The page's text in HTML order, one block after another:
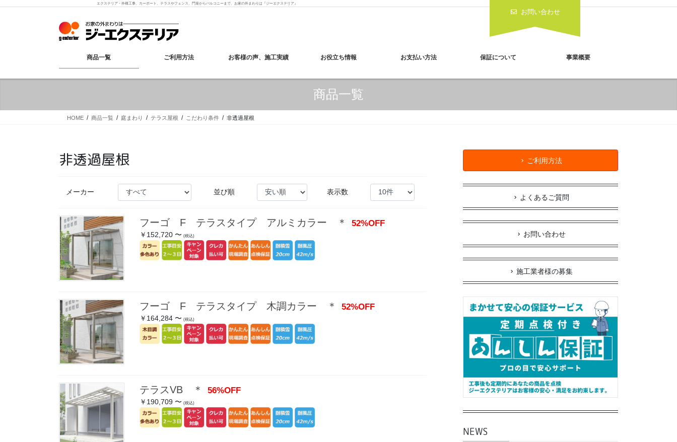
キ
に
エクステリア・外構工事、カーポート、テラスやフェンス、門扉からバルコニーまで、お家の外まわりは『ジーエクステリア』
お問い合わせ
商品一覧 ご利用方法 お客様の声、施工実績 お役立ち情報 お支払い方法 保証について 事業概要
商品一覧
HOME 商品一覧 庭まわり テラス屋根 こだわり条件 非透過屋根
非透過屋根
メーカー 並び順 表示数
フーゴ F テラスタイプ アルミカラー ＊ 52%OFF
￥152,720 〜 (税込)
フーゴ F テラスタイプ 木調カラー ＊ 52%OFF
￥164,284 〜 (税込)
テラスVB ＊ 56%OFF
￥190,709 〜 (税込)
ご利用方法
よくあるご質問
お問い合わせ
施工業者様の募集
NEWS